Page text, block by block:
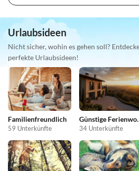
Urlaubsideen
Nicht sicher, wohin es gehen soll?
perfekte Urlaubsideen!
Familienfreundlich
59 Unterkünfte 34 Unterkünfte